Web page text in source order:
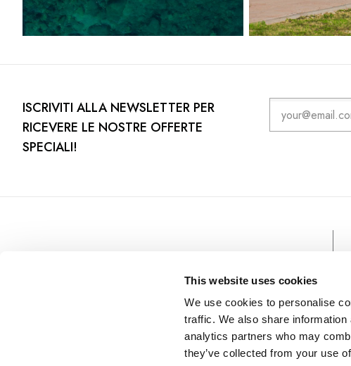
This website uses cookies
We use cookies to personalise
traffic. We also share
analytics partners who may
they’ve collected from your use
ISCRIVITI ALLA NEWSLETTER PER
RICEVERE LE NOSTRE OFFERTE
SPECIALI!